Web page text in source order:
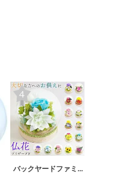
バックヤードファミリー